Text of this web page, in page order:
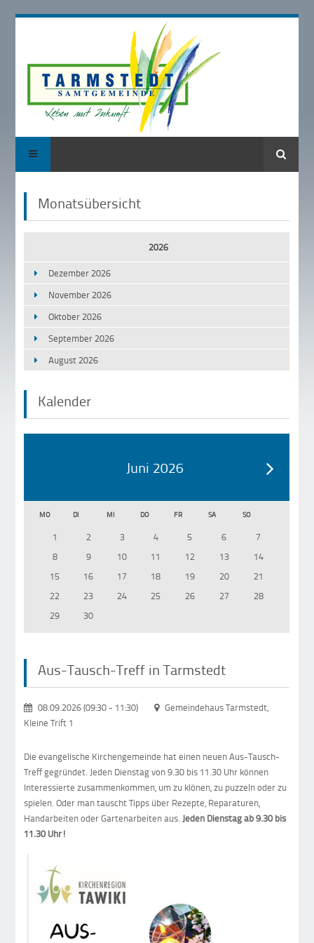
Suche
Monatsübersicht
2026
Dezember 2026
November 2026
Oktober 2026
September 2026
August 2026
Kalender
Juni 2026
MO DI MI DO FR SA SO
1 2 3 4 5 6
7
8
9 10 11 12 13
14
15
16 17 18 19 20
21
22
23 24 25 26 27
28
29
30
Aus-Tausch-Treff in Tarmstedt
08.09.2026 (09:30- 11:30)
Gemeindehaus Tarmstedt,
Kleine Trift 1
Die evangelische Kirchengemeinde hat einen neuen Aus-Tausch-
Treff gegründet. Jeden Dienstag von 9.30 bis 11.30 Uhr können
Interessierte zusammenkommen, um zu klönen, zu puzzeln oder zu
spielen. Oder man tauscht Tipps über Rezepte, Reparaturen,
Handarbeiten oder Gartenarbeiten aus.Jeden Dienstag ab 9.30 bis
11.30 Uhr!